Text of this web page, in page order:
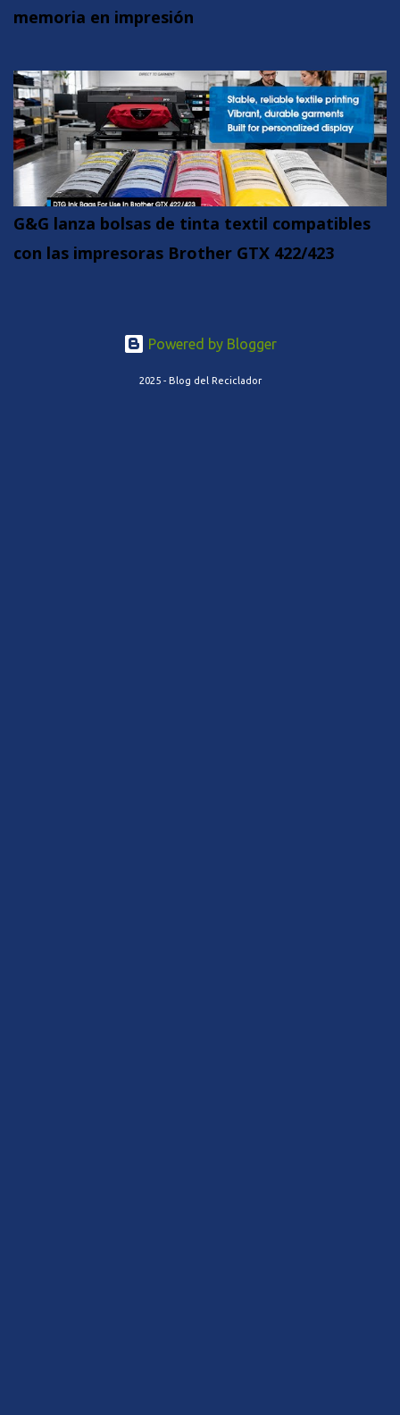
memoria en impresión
G&G lanza bolsas de tinta textil compatibles
con las impresoras Brother GTX 422/423
Powered by Blogger
2025 - Blog del Reciclador